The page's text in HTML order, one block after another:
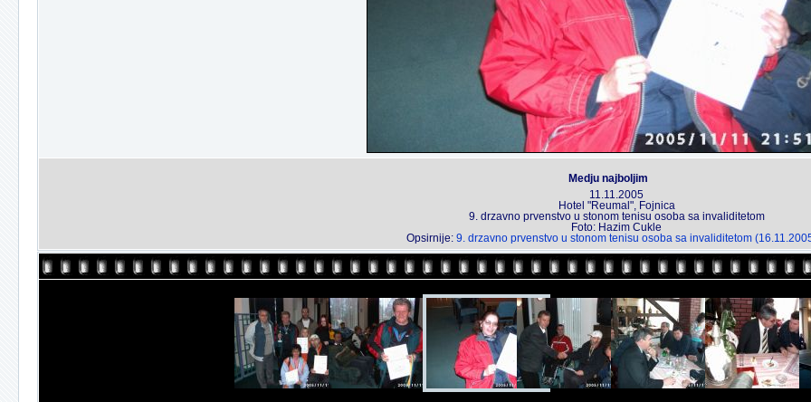
Medju najboljim
11.11.2005
Hotel "Reumal", Fojnica
9. drzavno prvenstvo u stonom tenisu osoba sa invaliditetom
Foto: Hazim Cukle
Opsirnije: 9. drzavno prvenstvo u stonom tenisu osoba sa invaliditetom